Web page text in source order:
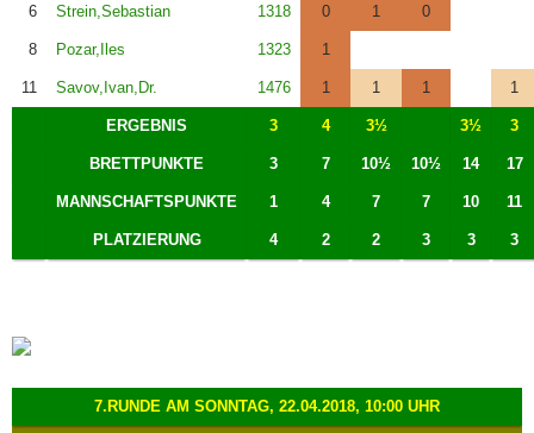
6 Strein,Sebastian 1318 0 1 0
8 Pozar,Iles 1323 1
11 Savov,Ivan,Dr. 1476 1 1 1 1
ERGEBNIS 3 4 3½ 3½ 3
BRETTPUNKTE 3 7 10½ 10½ 14 17
MANNSCHAFTSPUNKTE 1 4 7 7 10 11
PLATZIERUNG 4 2 2 3 3 3
7.RUNDE AM SONNTAG, 22.04.2018, 10:00 UHR